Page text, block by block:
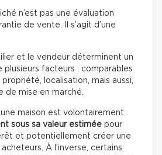
n’est pas une évaluation
de vente. Il s’agit d’une
et le vendeur déterminent un
facteurs : comparables
localisation, mais aussi,
de mise en marché.
une maison est volontairement
sous sa valeur estimée pour
et potentiellement créer une
À l’inverse, certains